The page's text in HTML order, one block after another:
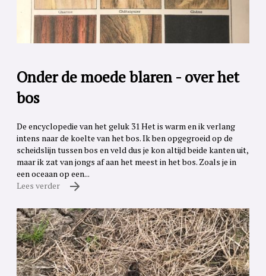
Onder de moede blaren - over het
bos
De encyclopedie van het geluk 31 Het is warm en ik verlang
intens naar de koelte van het bos. Ik ben opgegroeid op de
scheidslijn tussen bos en veld dus je kon altijd beide kanten uit,
maar ik zat van jongs af aan het meest in het bos. Zoals je in
een oceaan op een...
Lees verder